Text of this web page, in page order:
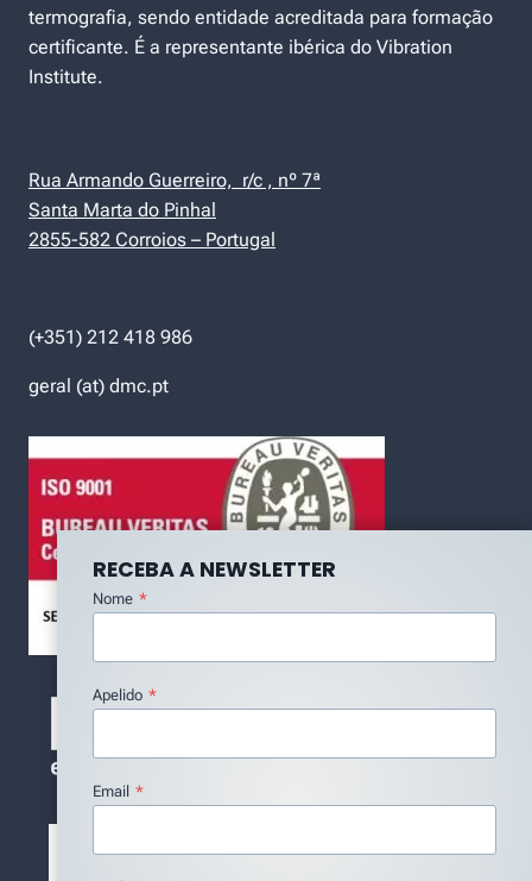
termografia, sendo entidade acreditada para formação
certificante. É a representante ibérica do Vibration
Institute.
Rua Armando Guerreiro, r/c , nº 7ª
Santa Marta do Pinhal
2855-582 Corroios – Portugal
(+351) 212 418 986
geral (at) dmc.pt
RECEBA A NEWSLETTER
Nome *
Apelido *
Email *